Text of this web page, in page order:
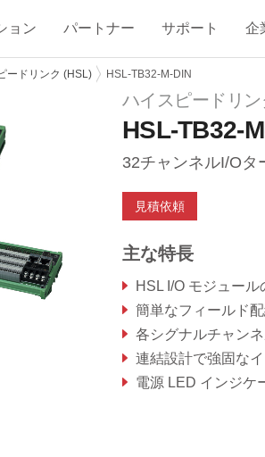
ョン パートナー サポート 企
ードリンク (HSL) HSL-TB32-M-DIN
ハイスピードリ
HSL-TB32-
32チャンネルI/Oタ
見積依頼
主な特長
HSL I/O モジュー
簡単なフィールド
各シグナルチャン
連結設計で強固な
電源 LED インジケ